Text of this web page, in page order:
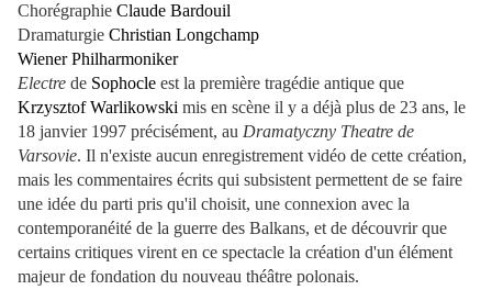
Chorégraphie Claude Bardouil
Dramaturgie Christian Longchamp
Wiener Philharmoniker
Electre de Sophocle est la première tragédie antique que
Krzysztof Warlikowski mis en scène il y a déjà plus de 23 ans, le
18 janvier 1997 précisément, au Dramatyczny Theatre de
Varsovie. Il n'existe aucun enregistrement vidéo de cette création,
mais les commentaires écrits qui subsistent permettent de se faire
une idée du parti pris qu'il choisit, une connexion avec la
contemporanéité de la guerre des Balkans, et de découvrir que
certains critiques virent en ce spectacle la création d'un élément
majeur de fondation du nouveau théâtre polonais.